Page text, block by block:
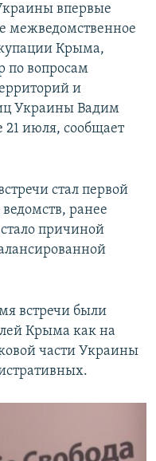
впервые
межведомственное
Крыма,
по вопросам
и
Украины Вадим
июля, сообщает
стал первой
ранее
причиной
встречи были
Крыма как на
части Украины